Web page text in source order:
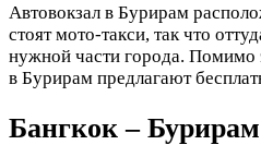
Автовокзал в Бурирам
стоят мото-такси, так что
нужной части города. Помимо
в Бурирам предлагают
Бангкок – Бурирам